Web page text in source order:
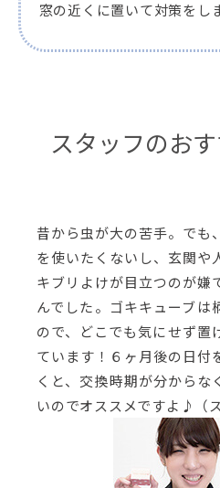
窓の近くに置いて対策をし
スタッフのお
昔から虫が大の苦手。でも
を使いたくないし、玄関や
キブリよけが目立つのが嫌
んでした。ゴキキューブは
ので、どこでも気にせず置
ています！６ヶ月後の日付
くと、交換時期が分からな
いのでオススメですよ♪（